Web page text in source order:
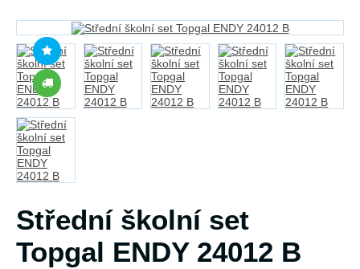
Střední školní set
Topgal ENDY 24012 B